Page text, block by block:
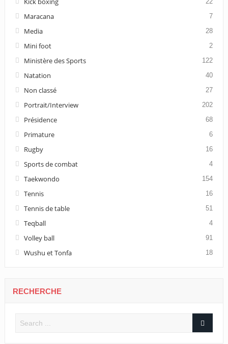
Maracana 7
Media 28
Mini foot 2
Ministère des Sports 122
Natation 40
Non classé 27
Portrait/Interview 202
Présidence 68
Primature 6
Rugby 16
Sports de combat 4
Taekwondo 154
Tennis 16
Tennis de table 51
Teqball 4
Volley ball 91
Wushu et Tonfa 18
RECHERCHE